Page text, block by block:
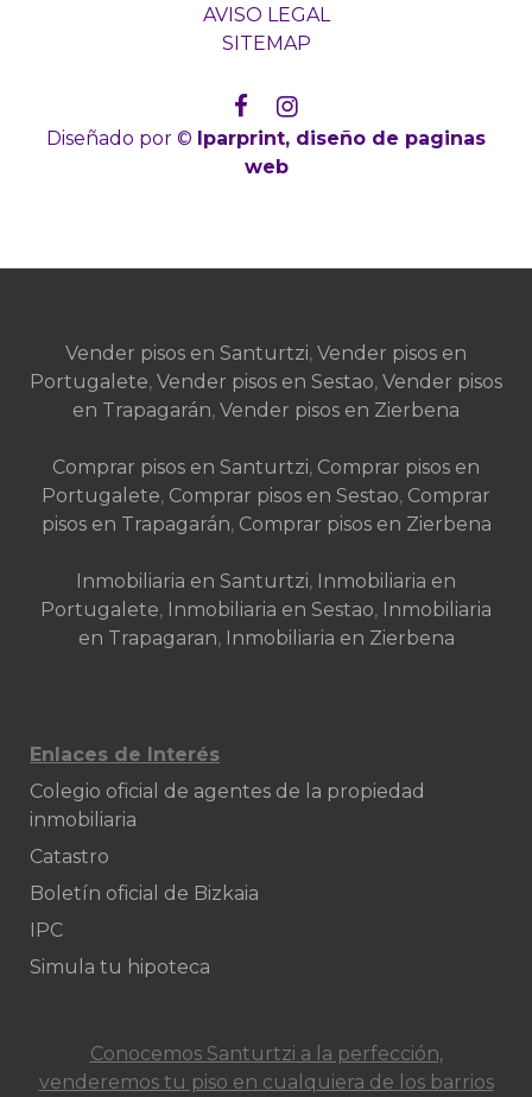
AVISO LEGAL
SITEMAP
Diseñado por © Iparprint, diseño de paginas
web
Vender pisos en Santurtzi, Vender pisos en
Portugalete, Vender pisos en Sestao, Vender pisos
en Trapagarán, Vender pisos en Zierbena
Comprar pisos en Santurtzi, Comprar pisos en
Portugalete, Comprar pisos en Sestao, Comprar
pisos en Trapagarán, Comprar pisos en Zierbena
Inmobiliaria en Santurtzi, Inmobiliaria en
Portugalete, Inmobiliaria en Sestao, Inmobiliaria
en Trapagaran, Inmobiliaria en Zierbena
Enlaces de Interés
Colegio oficial de agentes de la propiedad
inmobiliaria
Catastro
Boletín oficial de Bizkaia
IPC
Simula tu hipoteca
Conocemos Santurtzi a la perfección,
venderemos tu piso en cualquiera de los barrios